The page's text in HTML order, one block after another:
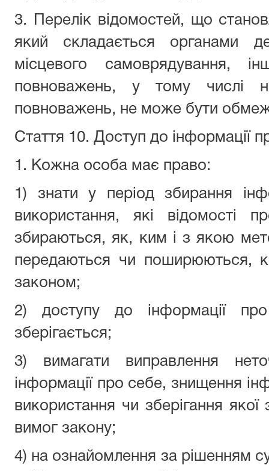
3. Перелік відомостей, що
який складається органами
місцевого самоврядування,
повноважень, у тому числі
повноважень, не може бути
Стаття 10. Доступ до інформації
1. Кожна особа має право:
1) знати у період збирання
використання, які
збираються, як, ким і з якою
передаються чи поширюються,
законом;
2) доступу до інформації
зберігається;
3) вимагати виправлення
інформації про себе, знищення
використання чи зберігання
вимог закону;
4) на ознайомлення за рішенням